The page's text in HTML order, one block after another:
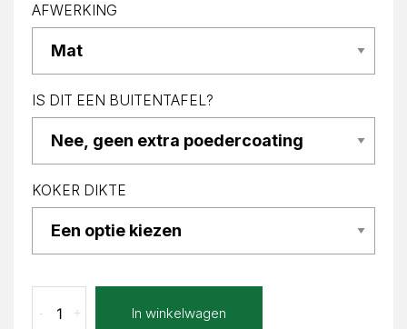
AFWERKING
IS DIT EEN BUITENTAFEL?
KOKER DIKTE
Oro
+
- In winkelwagen